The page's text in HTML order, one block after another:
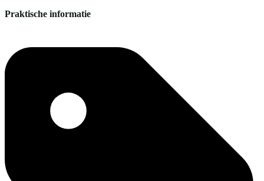
Praktische informatie